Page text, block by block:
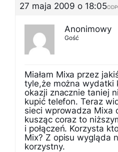
27 maja 2009 o 18:05
Anonimowy
Gość
Miałam Mixa przez
tyle,że można wydatki
okazji znacznie taniej
kupić telefon. Teraz
sieci wprowadza Mixa
kusząc coraz to
i połączeń. Korzysta
Mix? Z opisu wygląda
korzystny.